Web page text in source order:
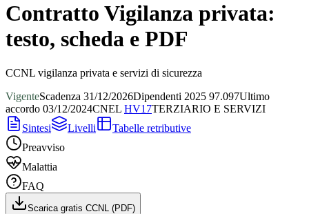
Contratto Vigilanza privata:
testo, scheda e PDF
CCNL vigilanza privata e servizi di sicurezza
VigenteScadenza 31/12/2026Dipendenti 2025 97.097Ultimo
accordo 03/12/2024CNEL HV17TERZIARIO E SERVIZI
Sintesi
Livelli
Tabelle retributive
Preavviso
Malattia
FAQ
Scarica gratis CCNL (PDF)